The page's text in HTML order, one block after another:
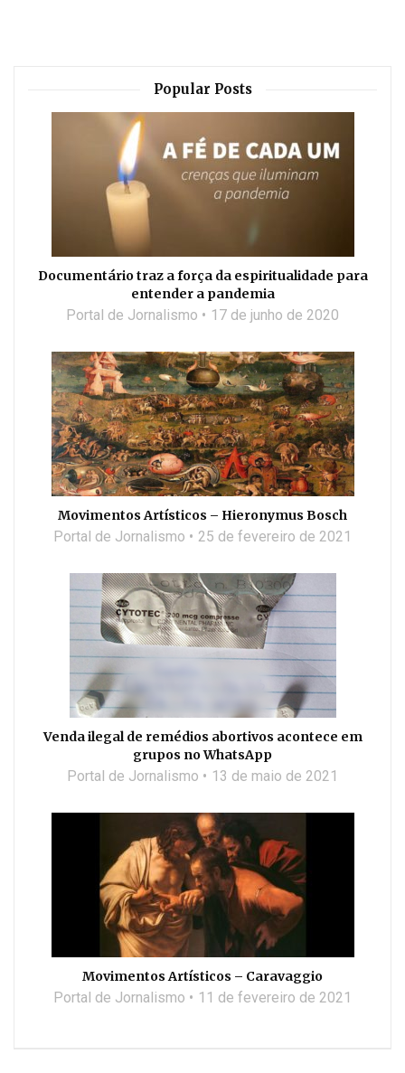
Popular Posts
Documentário traz a força da espiritualidade para
entender a pandemia
Portal de Jornalismo 17 de junho de 2020
Movimentos Artísticos – Hieronymus Bosch
Portal de Jornalismo 25 de fevereiro de 2021
Venda ilegal de remédios abortivos acontece em
grupos no WhatsApp
Portal de Jornalismo 13 de maio de 2021
Movimentos Artísticos – Caravaggio
Portal de Jornalismo 11 de fevereiro de 2021